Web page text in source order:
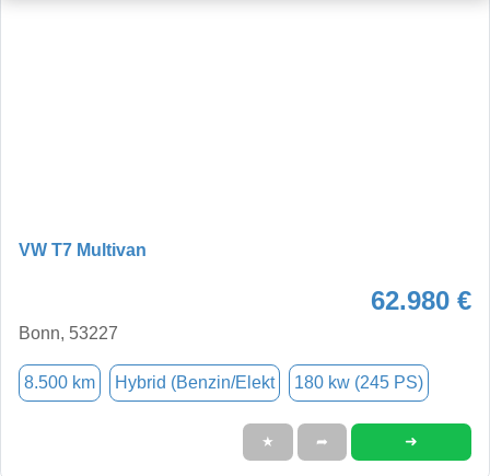
VW T7 Multivan
62.980 €
Bonn, 53227
8.500 km Hybrid (Benzin/Elekt 180 kw (245 PS)
★ ➦ ➜